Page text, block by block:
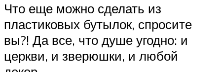
Что еще можно сделать из
пластиковых бутылок, спросите
вы?! Да все, что душе угодно: и
церкви, и зверюшки, и любой